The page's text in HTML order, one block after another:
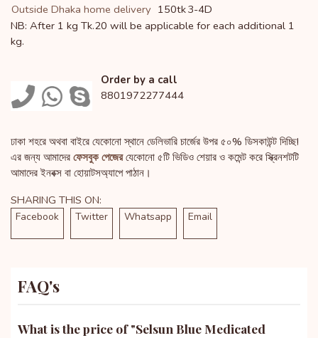
Outside Dhaka home delivery 150tk3-4D
NB: After 1 kg Tk.20 will be applicable for each additional 1
kg.
Order by a call
8801972277444
ঢাকা শহরে অথবা বাইরে যেকোনো স্থানে ডেলিভারি চার্জের উপর ৫০% ডিসকাউন্ট দিচ্ছি!
এর জন্য আমাদের ফেসবুক পেজেরযেকোনো ৫টি ভিডিও শেয়ার ও কমেন্ট করে স্ক্রিনশটটি
আমাদের ইনবক্স বা হোয়াটসঅ্যাপে পাঠান।
SHARING THIS ON:
Facebook Twitter Whatsapp Email
FAQ's
What is the price of "Selsun Blue Medicated